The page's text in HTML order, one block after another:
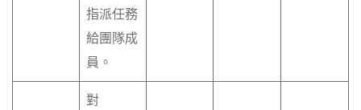
指派任務
給團隊成
員。
對